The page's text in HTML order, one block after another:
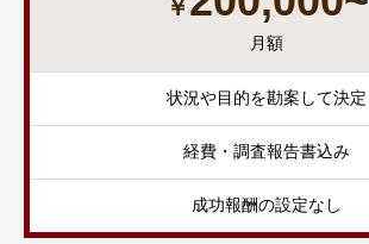
￥
月額
状況や目的を勘案して決定
経費・調査報告書込み
成功報酬の設定なし